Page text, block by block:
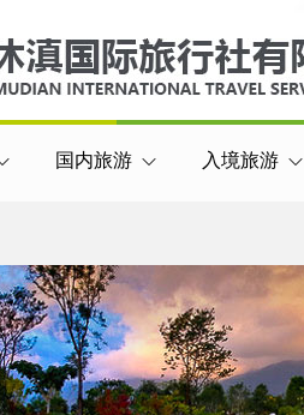
国内旅游 入境旅游